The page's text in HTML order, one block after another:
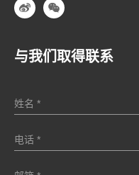
与我们取得联系